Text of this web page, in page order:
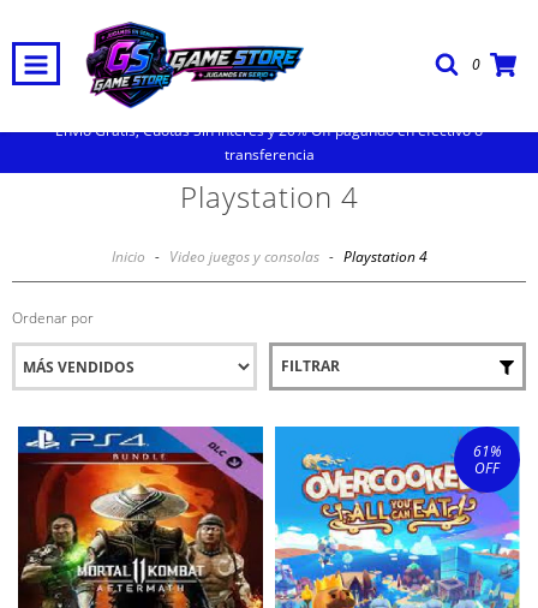
0
Envio Gratis, Cuotas Sin Interes y 20% Off pagando en efectivo o
transferencia
Playstation 4
Inicio - Video juegos y consolas - Playstation 4
Ordenar por
FILTRAR
61%
OFF